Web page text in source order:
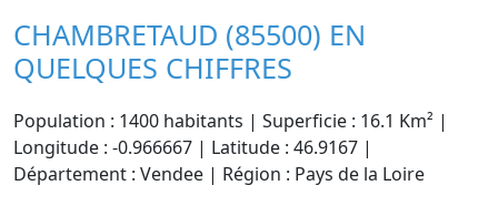
CHAMBRETAUD (85500) EN
QUELQUES CHIFFRES
Population : 1400 habitants | Superficie : 16.1 Km² |
Longitude : -0.966667 | Latitude : 46.9167 |
Département : Vendee | Région : Pays de la Loire